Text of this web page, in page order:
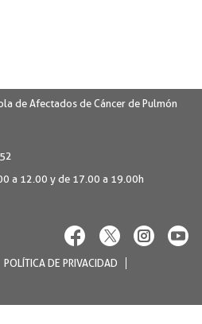
de Afectados de Cáncer de Pulmón
a 12.00 y de 17.00 a 19.00h
POLÍTICA DE PRIVACIDAD